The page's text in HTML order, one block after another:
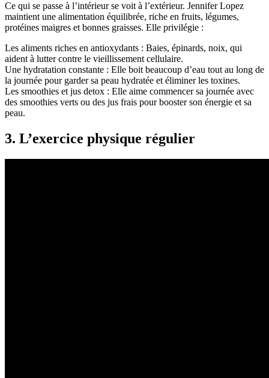
Ce qui se passe à l’intérieur se voit à l’extérieur. Jennifer Lopez
maintient une alimentation équilibrée, riche en fruits, légumes,
protéines maigres et bonnes graisses. Elle privilégie :
Les aliments riches en antioxydants : Baies, épinards, noix, qui
aident à lutter contre le vieillissement cellulaire.
Une hydratation constante : Elle boit beaucoup d’eau tout au long de
la journée pour garder sa peau hydratée et éliminer les toxines.
Les smoothies et jus detox : Elle aime commencer sa journée avec
des smoothies verts ou des jus frais pour booster son énergie et sa
peau.
3. L’exercice physique régulier